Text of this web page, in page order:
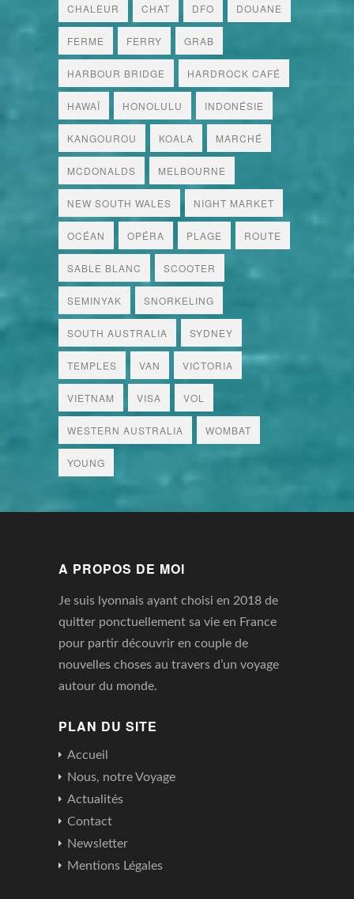
CHALEUR CHAT DFO DOUANE
FERME FERRY GRAB
HARBOUR BRIDGE HARDROCK CAFÉ
HAWAÏ HONOLULU INDONÉSIE
KANGOUROU KOALA MARCHÉ
MCDONALDS MELBOURNE
NEW SOUTH WALES NIGHT MARKET
OCÉAN OPÉRA PLAGE ROUTE
SABLE BLANC SCOOTER
SEMINYAK SNORKELING
SOUTH AUSTRALIA SYDNEY
TEMPLES VAN VICTORIA
VIETNAM VISA VOL
WESTERN AUSTRALIA WOMBAT
YOUNG
A PROPOS DE MOI
Je suis lyonnais ayant choisi en 2018 de
quitter ponctuellement sa vie en France
pour partir découvrir en couple de
nouvelles choses au travers d’un voyage
autour du monde.
PLAN DU SITE
Accueil
Nous, notre Voyage
Actualités
Contact
Newsletter
Mentions Légales